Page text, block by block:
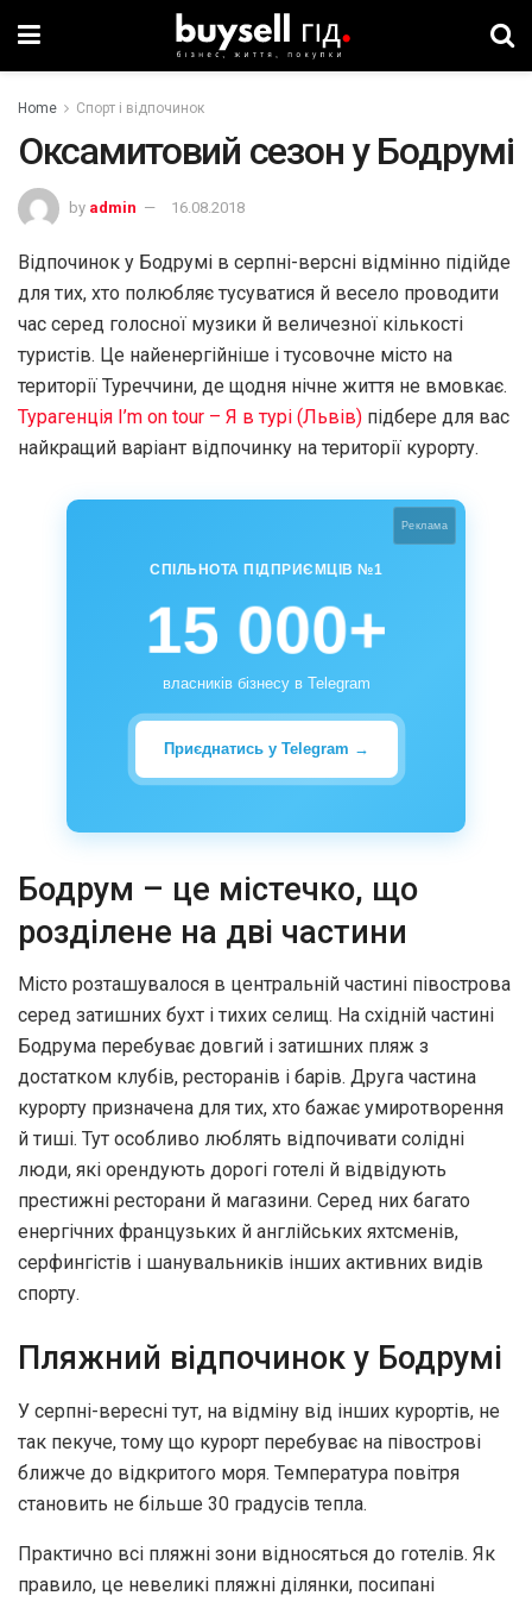
Home Спорт і відпочинок
Оксамитовий сезон у Бодрумі
by admin 16.08.2018
Відпочинок у Бодрумі в серпні-версні відмінно підійде
для тих, хто полюбляє тусуватися й весело проводити
час серед голосної музики й величезної кількості
туристів. Це найенергійніше і тусовочне місто на
території Туреччини, де щодня нічне життя не вмовкає.
Турагенція I’m on tour – Я в турі (Львів) підбере для вас
найкращий варіант відпочинку на території курорту.
Реклама
СПІЛЬНОТА ПІДПРИЄМЦІВ №1
15 000+
власників бізнесу в Telegram
Приєднатись у Telegram →
Бодрум – це містечко, що
розділене на дві частини
Місто розташувалося в центральній частині півострова
серед затишних бухт і тихих селищ. На східній частині
Бодрума перебуває довгий і затишних пляж з
достатком клубів, ресторанів і барів. Друга частина
курорту призначена для тих, хто бажає умиротворення
й тиші. Тут особливо люблять відпочивати солідні
люди, які орендують дорогі готелі й відвідують
престижні ресторани й магазини. Серед них багато
енергічних французьких й англійських яхтсменів,
серфингістів і шанувальників інших активних видів
спорту.
Пляжний відпочинок у Бодрумі
У серпні-вересні тут, на відміну від інших курортів, не
так пекуче, тому що курорт перебуває на півострові
ближче до відкритого моря. Температура повітря
становить не більше 30 градусів тепла.
Практично всі пляжні зони відносяться до готелів. Як
правило, це невеликі пляжні ділянки, посипані